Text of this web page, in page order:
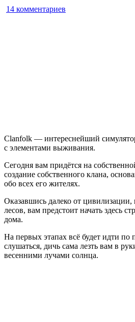
14 комментариев
Clanfolk — интереснейший
с элементами выживания.
Сегодня вам придётся на
создание собственного клана,
обо всех его жителях.
Оказавшись далеко от цивилизации,
лесов, вам предстоит начать здесь
дома.
На первых этапах всё будет идти по
слушаться, дичь сама лезть вам в
весенними лучами солнца.